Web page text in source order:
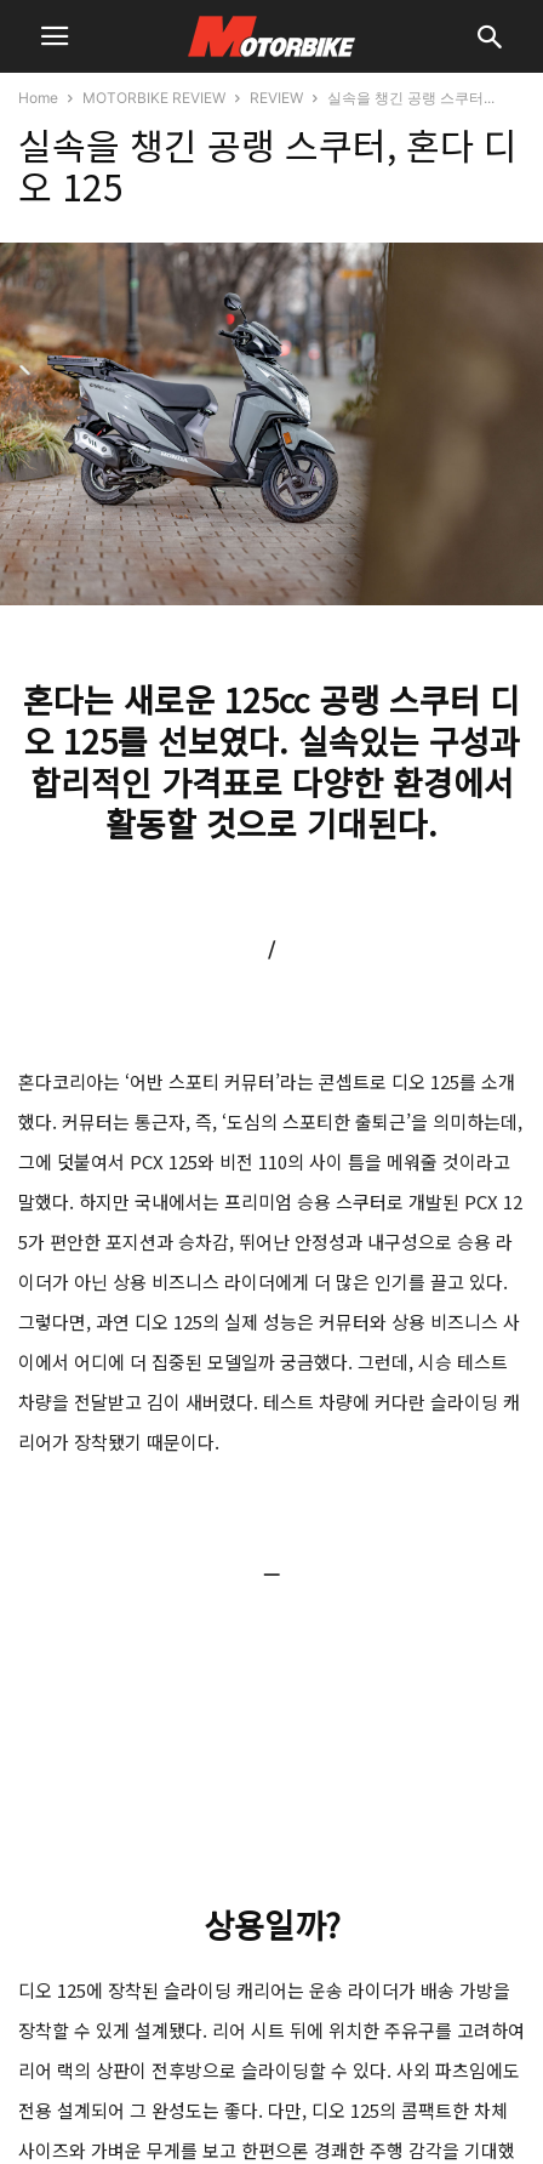
Home MOTORBIKE REVIEW REVIEW 실속을 챙긴 공랭 스쿠터...
실속을 챙긴 공랭 스쿠터, 혼다 디
오 125
혼다는 새로운 125cc 공랭 스쿠터 디
오 125를 선보였다. 실속있는 구성과
합리적인 가격표로 다양한 환경에서
활동할 것으로 기대된다.
/
혼다코리아는 ‘어반 스포티 커뮤터’라는 콘셉트로 디오 125를 소개
했다. 커뮤터는 통근자, 즉, ‘도심의 스포티한 출퇴근’을 의미하는데,
그에 덧붙여서 PCX 125와 비전 110의 사이 틈을 메워줄 것이라고
말했다. 하지만 국내에서는 프리미엄 승용 스쿠터로 개발된 PCX 12
5가 편안한 포지션과 승차감, 뛰어난 안정성과 내구성으로 승용 라
이더가 아닌 상용 비즈니스 라이더에게 더 많은 인기를 끌고 있다.
그렇다면, 과연 디오 125의 실제 성능은 커뮤터와 상용 비즈니스 사
이에서 어디에 더 집중된 모델일까 궁금했다. 그런데, 시승 테스트
차량을 전달받고 김이 새버렸다. 테스트 차량에 커다란 슬라이딩 캐
리어가 장착됐기 때문이다.
ㅡ
상용일까?
디오 125에 장착된 슬라이딩 캐리어는 운송 라이더가 배송 가방을
장착할 수 있게 설계됐다. 리어 시트 뒤에 위치한 주유구를 고려하여
리어 랙의 상판이 전후방으로 슬라이딩할 수 있다. 사외 파츠임에도
전용 설계되어 그 완성도는 좋다. 다만, 디오 125의 콤팩트한 차체
사이즈와 가벼운 무게를 보고 한편으론 경쾌한 주행 감각을 기대했